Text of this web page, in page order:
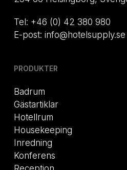
Tel: +46 (0) 42 380 980
E-post: info@hotelsupply.se
PRODUKTER
Badrum
Gästartiklar
Hotellrum
Housekeeping
Inredning
Konferens